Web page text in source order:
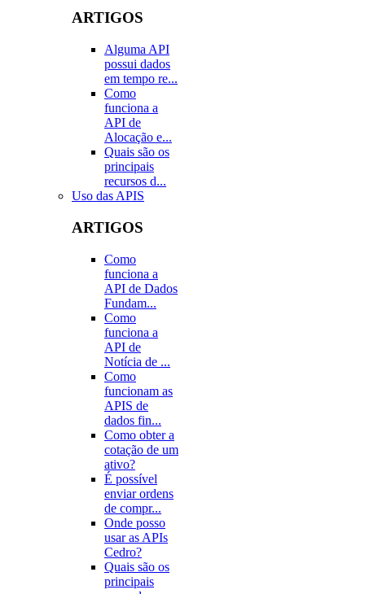
ARTIGOS
Alguma API
possui dados
em tempo re...
Como
funciona a
API de
Alocação e...
Quais são os
principais
recursos d...
Uso das APIS
ARTIGOS
Como
funciona a
API de Dados
Fundam...
Como
funciona a
API de
Notícia de ...
Como
funcionam as
APIS de
dados fin...
Como obter a
cotação de um
ativo?
É possível
enviar ordens
de compr...
Onde posso
usar as APIs
Cedro?
Quais são os
principais